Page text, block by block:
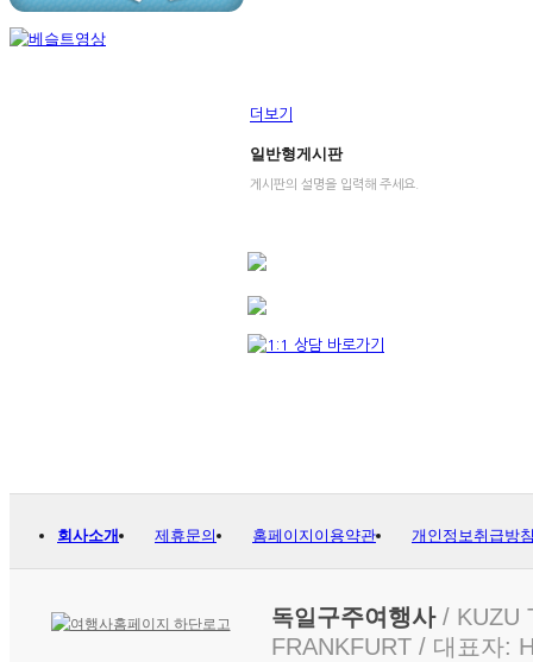
더보기
일반형게시판
게시판의 설명을 입력해 주세요.
회사소개 제휴문의 홈페이지이용약관 개인정보취급방
독일 구주여행사/ KUZU
FRANKFURT / 대표자: